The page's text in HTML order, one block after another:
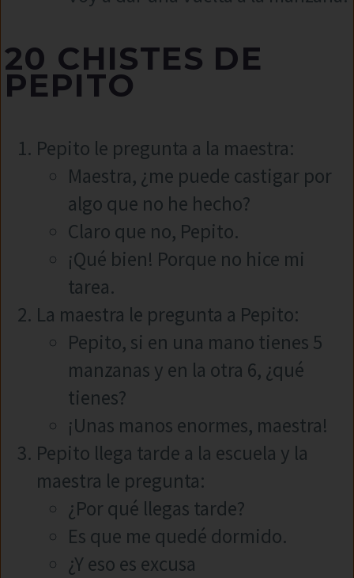
20 CHISTES DE
PEPITO
Pepito le pregunta a la maestra:
Maestra, ¿me puede castigar por
algo que no he hecho?
Claro que no, Pepito.
¡Qué bien! Porque no hice mi
tarea.
La maestra le pregunta a Pepito:
Pepito, si en una mano tienes 5
manzanas y en la otra 6, ¿qué
tienes?
¡Unas manos enormes, maestra!
Pepito llega tarde a la escuela y la
maestra le pregunta:
¿Por qué llegas tarde?
Es que me quedé dormido.
¿Y eso es excusa